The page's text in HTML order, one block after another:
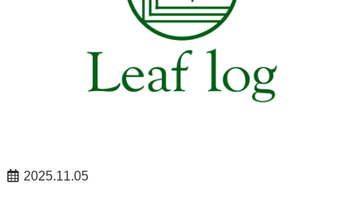
2025.11.05